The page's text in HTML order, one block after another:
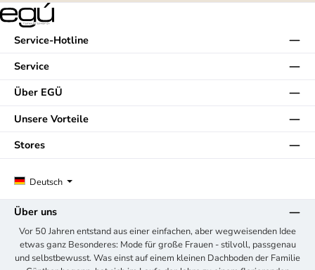
Service-Hotline
Service
Über EGÜ
Unsere Vorteile
Deutsch
Stores
Über uns
Vor 50 Jahren entstand aus einer einfachen, aber wegweisenden Idee
etwas ganz Besonderes: Mode für große Frauen - stilvoll, passgenau
und selbstbewusst. Was einst auf einem kleinen Dachboden der Familie